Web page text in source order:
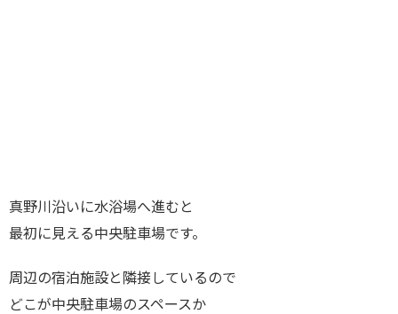
真野川沿いに水浴場へ進むと
最初に見える中央駐車場です。
周辺の宿泊施設と隣接しているので
どこが中央駐車場のスペースか